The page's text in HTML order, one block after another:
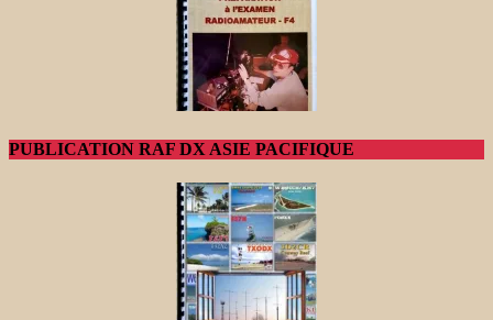
PUBLICATION RAF DX ASIE PACIFIQUE